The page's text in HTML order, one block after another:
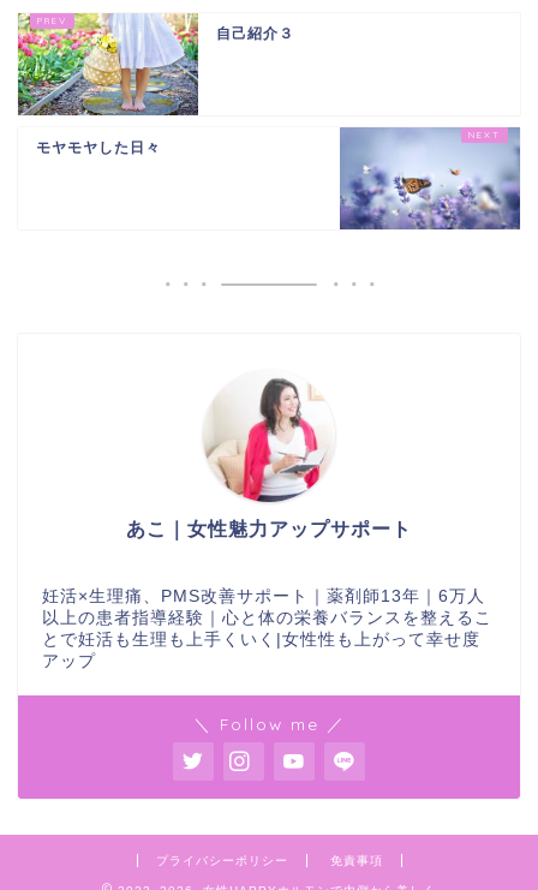
自己紹介３
モヤモヤした日々
あこ｜女性魅力アップサポート
妊活×生理痛、PMS改善サポート｜薬剤師13年｜6万人
以上の患者指導経験｜心と体の栄養バランスを整えるこ
とで妊活も生理も上手くいく|女性性も上がって幸せ度
アップ
＼ Follow me ／
プライバシーポリシー 免責事項